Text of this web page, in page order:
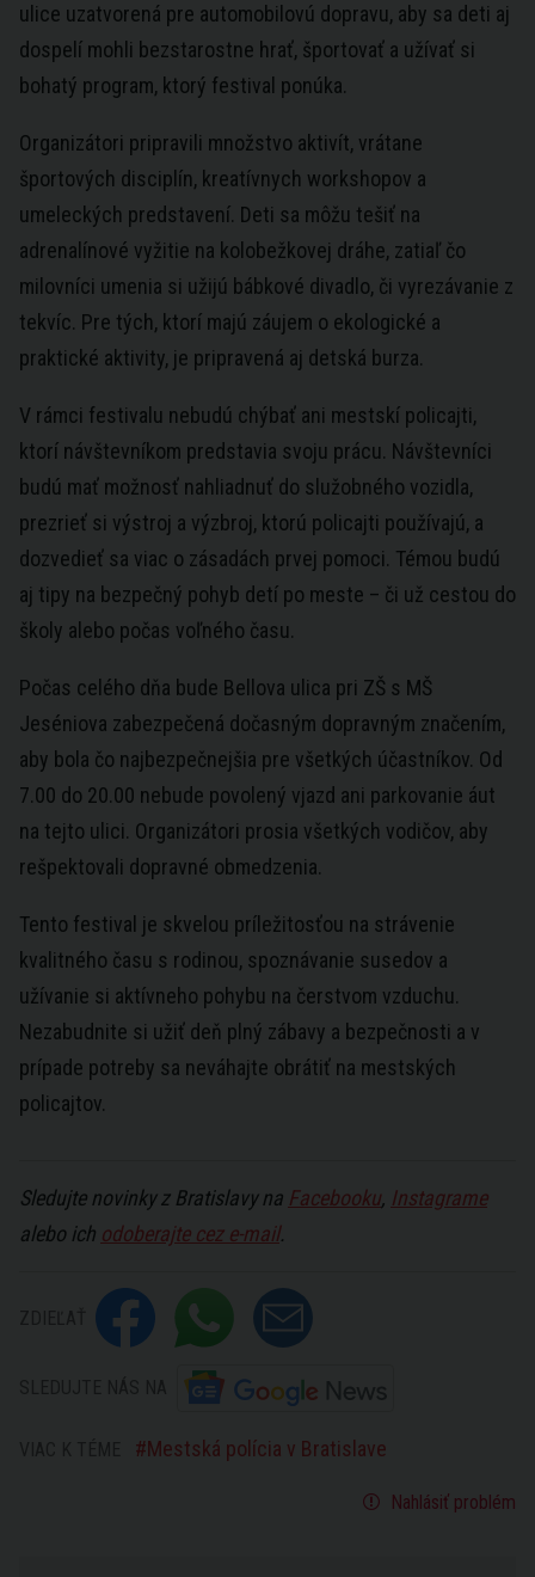
ulice uzatvorená pre automobilovú dopravu, aby sa deti aj
dospelí mohli bezstarostne hrať, športovať a užívať si
bohatý program, ktorý festival ponúka.
Organizátori pripravili množstvo aktivít, vrátane
športových disciplín, kreatívnych workshopov a
umeleckých predstavení. Deti sa môžu tešiť na
adrenalínové vyžitie na kolobežkovej dráhe, zatiaľ čo
milovníci umenia si užijú bábkové divadlo, či vyrezávanie z
tekvíc. Pre tých, ktorí majú záujem o ekologické a
praktické aktivity, je pripravená aj detská burza.
V rámci festivalu nebudú chýbať ani mestskí policajti,
ktorí návštevníkom predstavia svoju prácu. Návštevníci
budú mať možnosť nahliadnuť do služobného vozidla,
prezrieť si výstroj a výzbroj, ktorú policajti používajú, a
dozvedieť sa viac o zásadách prvej pomoci. Témou budú
aj tipy na bezpečný pohyb detí po meste – či už cestou do
školy alebo počas voľného času.
Počas celého dňa bude Bellova ulica pri ZŠ s MŠ
Jeséniova zabezpečená dočasným dopravným značením,
aby bola čo najbezpečnejšia pre všetkých účastníkov. Od
7.00 do 20.00 nebude povolený vjazd ani parkovanie áut
na tejto ulici. Organizátori prosia všetkých vodičov, aby
rešpektovali dopravné obmedzenia.
Tento festival je skvelou príležitosťou na strávenie
kvalitného času s rodinou, spoznávanie susedov a
užívanie si aktívneho pohybu na čerstvom vzduchu.
Nezabudnite si užiť deň plný zábavy a bezpečnosti a v
prípade potreby sa neváhajte obrátiť na mestských
policajtov.
Sledujte novinky z Bratislavy na Facebooku, Instagrame
alebo ich odoberajte cez e-mail.
Mestská polícia v Bratislave
Nahlásiť problém